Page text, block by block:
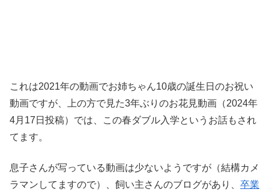
これは2021年の動画でお姉ちゃん10歳の誕生日のお祝い
動画ですが、上の方で見た3年ぶりのお花見動画（2024年
4月17日投稿）では、この春ダブル入学というお話もされ
てます。
息子さんが写っている動画は少ないようですが（結構カメ
ラマンしてますので）、飼い主さんのブログがあり、 卒業